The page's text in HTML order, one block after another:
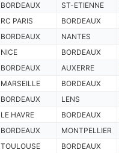
BORDEAUX ST-ETIENNE
RC PARIS BORDEAUX
BORDEAUX NANTES
NICE BORDEAUX
BORDEAUX AUXERRE
MARSEILLE BORDEAUX
BORDEAUX LENS
LE HAVRE BORDEAUX
BORDEAUX MONTPELLIER
TOULOUSE BORDEAUX